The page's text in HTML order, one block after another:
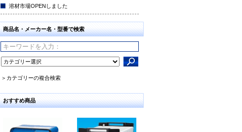
溶材市場OPENしました
商品名・メーカー名・型番で検索
＞カテゴリーの複合検索
おすすめ商品